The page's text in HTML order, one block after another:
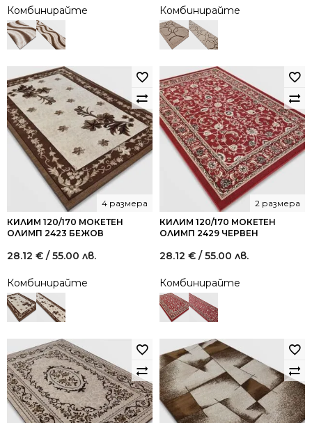
Комбинирайте Комбинирайте
КИЛИМ 120/170 МОКЕТЕН
ОЛИМП 2423 БЕЖОВ
4 размера
28.12 € / 55.00 лв.
Комбинирайте
КИЛИМ 120/170 МОКЕТЕН
ОЛИМП 2429 ЧЕРВЕН
2 размера
28.12 € / 55.00 лв.
Комбинирайте